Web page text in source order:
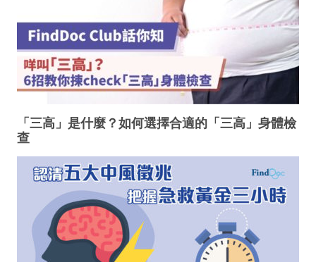
「三高」是什麼？如何選擇合適的「三高」身體檢
查